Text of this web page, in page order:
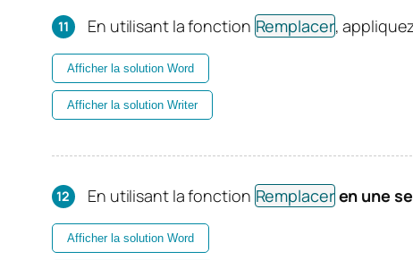
En utilisant la fonction Remplacer,
Afficher la solution Word
Afficher la solution Writer
En utilisant la fonction Remplacer en une
Afficher la solution Word